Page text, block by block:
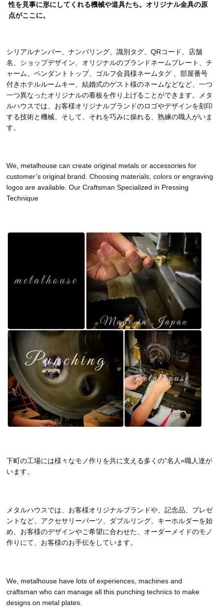
性を見事に形にしてくれる機械や道具たち。オリジナル金具の原
点がここに。
シリアルナンバー、ナンバリング、識別タグ、QRコード、店舗
名、ショップデザイン、オリジナルのブランドネームプレート、チ
ャーム、ペンダントトップ、ゴルフ会員様ネームタグ 、部屋番号
付きホテルルームキー、結婚式のゲスト様のネームなどなど、一つ
一つ異なったオリジナルの看板を作り上げることができます。メタ
ルハウスでは、お客様オリジナルブランドのロゴやデザインを刻印
する技術と機械、そして、それを巧みに操れる、熟練の職人がいま
す。
We, metalhouse can create original metals or accessories for
customer’s original brand. Choosing materials, colors or engraving
logos are available. Our Craftsman Specialized in Pressing
Technique
下町の工場には様々なモノ作りを共に支える多くの”名人=職人達が
います。
メタルハウスでは、お客様オリジナルブランドや、記念品、プレゼ
ントなど、アクセサリーパーツ、ダブルリング、キーホルダーを始
め、お客様のデザインやご希望に合わせた、オーダーメイドのモノ
作りにて、お客様のお手伝をしています。
We, metalhouse have lots of experiences, machines and
craftsman who can manage all this punching technics to make
designs on metal plates.